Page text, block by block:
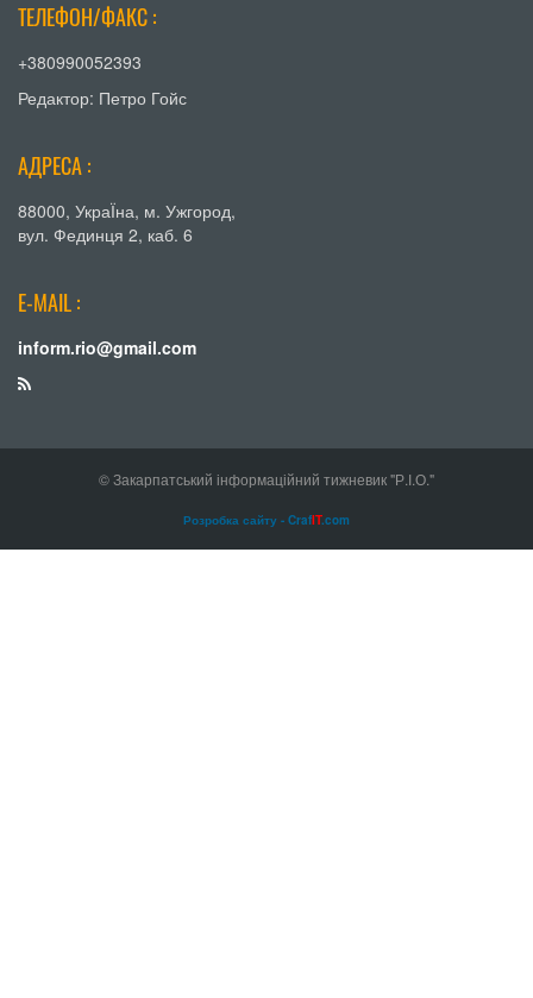
ТЕЛЕФОН/ФАКС :
+380990052393
Редактор: Петро Гойс
АДРЕСА :
88000, УкраЇна, м. Ужгород,
вул. Фединця 2, каб. 6
E-MAIL :
inform.rio@gmail.com
© Закарпатський інформаційний тижневик "Р.І.О."
Розробка сайту - CrafIT.com